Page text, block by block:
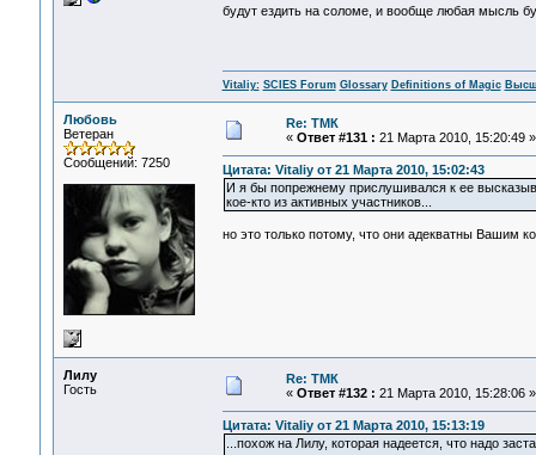
будут ездить на соломе, и вообще любая мысль
Vitaliy: SCIES Forum Glossary Definitions of Magic
Любовь
Ветеран
Сообщений: 7250
Re: ТМК
« Ответ #131 : 21 Марта 2010, 15:20:49 »
Цитата: Vitaliy от 21 Марта 2010, 15:02:43
И я бы попрежнему прислушивался к ее
кое-кто из активных участников...
но это только потому, что они адекватны Вашим
Лилу
Гость
Re: ТМК
« Ответ #132 : 21 Марта 2010, 15:28:06 »
Цитата: Vitaliy от 21 Марта 2010, 15:13:19
...похож на Лилу, которая надеется, что надо